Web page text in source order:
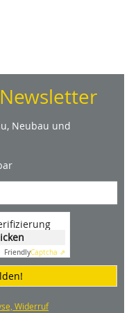
Neubau und
FriendlyCaptcha ⇗
Widerruf